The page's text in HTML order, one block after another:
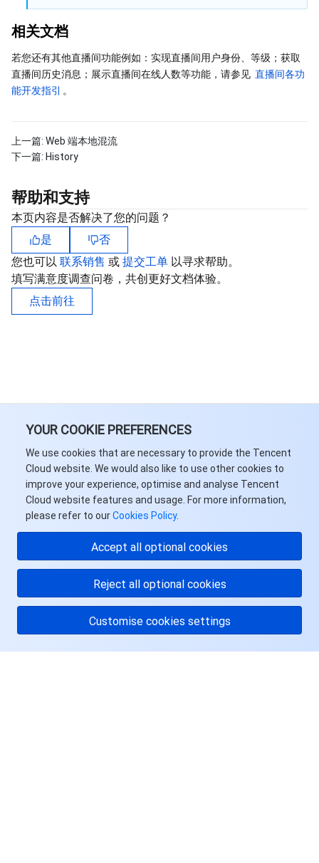
YOUR COOKIE PREFERENCES
We use cookies that are necessary to provide the Tencent
Cloud website. We would also like to use other cookies to
improve your experience, optimise and analyse Tencent
Cloud website features and usage. For more information,
please refer to ourCookies Policy.
Accept all optional cookies
Reject all optional cookies
Customise cookies settings
相关文档
若您还有其他直播间功能例如：实现直播间用户身份、等级；获取
直播间历史消息；展示直播间在线人数等功能，请参见 直播间各功
能开发指引 。
上一篇: Web 端本地混流
下一篇: History
帮助和支持
本页内容是否解决了您的问题？
是
否
您也可以 联系销售 或 提交工单 以寻求帮助。
填写满意度调查问卷，共创更好文档体验。
点击前往